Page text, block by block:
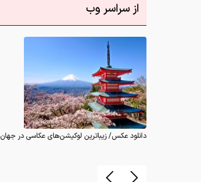
از سراسر وب
دانلود عکس/ زیباترین لوکیشن‌های عکاسی در جهان